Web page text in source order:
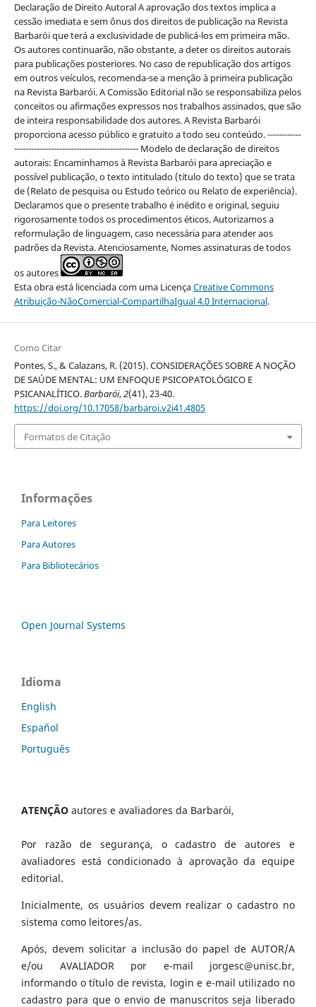
Declaração de Direito Autoral A aprovação dos textos implica a
cessão imediata e sem ônus dos direitos de publicação na Revista
Barbarói que terá a exclusividade de publicá-los em primeira mão.
Os autores continuarão, não obstante, a deter os direitos autorais
para publicações posteriores. No caso de republicação dos artigos
em outros veículos, recomenda-se a menção à primeira publicação
na Revista Barbarói. A Comissão Editorial não se responsabiliza pelos
conceitos ou afirmações expressos nos trabalhos assinados, que são
de inteira responsabilidade dos autores. A Revista Barbarói
proporciona acesso público e gratuito a todo seu conteúdo. ------------
-------------------------------------------- Modelo de declaração de direitos
autorais: Encaminhamos à Revista Barbarói para apreciação e
possível publicação, o texto intitulado (título do texto) que se trata
de (Relato de pesquisa ou Estudo teórico ou Relato de experiência).
Declaramos que o presente trabalho é inédito e original, seguiu
rigorosamente todos os procedimentos éticos. Autorizamos a
reformulação de linguagem, caso necessária para atender aos
padrões da Revista. Atenciosamente, Nomes assinaturas de todos
os autores
Esta obra está licenciada com uma LicençaCreative Commons
Atribuição-NãoComercial-CompartilhaIgual 4.0 Internacional.
Como Citar
Pontes, S., & Calazans, R. (2015). CONSIDERAÇÕES SOBRE A NOÇÃO
DE SAÚDE MENTAL: UM ENFOQUE PSICOPATOLÓGICO E
PSICANALÍTICO.Barbarói,2(41), 23-40.
https://doi.org/10.17058/barbaroi.v2i41.4805
Formatos de Citação
Informações
Para Leitores
Para Autores
Para Bibliotecários
Open Journal Systems
Idioma
English
Español
Português
ATENÇÃO autores e avaliadores da Barbarói,
Por razão de segurança, o cadastro de autores e
avaliadores está condicionado à aprovação da equipe
editorial.
Inicialmente, os usuários devem realizar o cadastro no
sistema como leitores/as.
Após, devem solicitar a inclusão do papel de AUTOR/A
e/ou AVALIADOR por e-mail jorgesc@unisc.br,
informando o título de revista, login e e-mail utilizado no
cadastro para que o envio de manuscritos seja liberado